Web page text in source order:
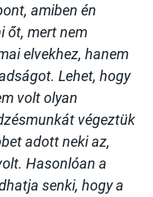
amiben én
őt, mert nem
elvekhez, hanem
Lehet, hogy
volt olyan
végeztük
adott neki az,
Hasonlóan a
senki, hogy a